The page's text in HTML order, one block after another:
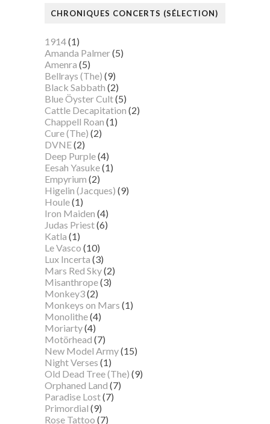
CHRONIQUES CONCERTS (SÉLECTION)
1914(1)
Amanda Palmer(5)
Amenra (5)
Bellrays (The) (9)
Black Sabbath (2)
Blue Öyster Cult(5)
Cattle Decapitation (2)
Chappell Roan (1)
Cure (The) (2)
DVNE(2)
Deep Purple(4)
Eesah Yasuke(1)
Empyrium (2)
Higelin (Jacques) (9)
Houle(1)
Iron Maiden (4)
Judas Priest(6)
Katla (1)
Le Vasco (10)
Lux Incerta (3)
Mars Red Sky(2)
Misanthrope(3)
Monkey3(2)
Monkeys on Mars (1)
Monolithe(4)
Moriarty(4)
Motörhead (7)
New Model Army(15)
Night Verses (1)
Old Dead Tree (The) (9)
Orphaned Land (7)
Paradise Lost(7)
Primordial (9)
Rose Tattoo (7)